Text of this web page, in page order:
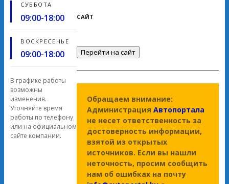
СУББОТА
09:00-18:00
ВОСКРЕСЕНЬЕ
09:00-18:00
В графике работы
возможны
изменения.
Уточняйте время
работы по телефону
или на официальном
сайте компании.
САЙТ
Перейти на сайт
Обращаем внимание:
Администрация Автопортала
не несет ответственность за
достоверность информации,
взятой из открытых
источников. Если вы нашли
неточность, просим сообщить
нам об ошибках на почту